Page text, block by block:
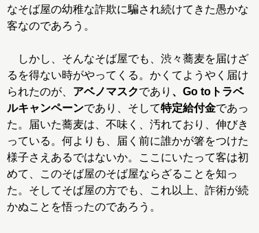
なそば屋の幼稚な詐欺に騙され続けてきた愚かな
客なのであろう。
しかし、そんなそば屋でも、渋々蕎麦を届けざ
るを得ない時がやってくる。かくてようやく届け
られたのが、 アベノマスクであり 、Go toトラベ
ルキャンペーンであり、そして特定給付金であっ
た。届いた蕎麦は、不味く、汚れており、伸びき
っている。何よりも、届く前に誰かが箸をつけた
様子さえあるではないか。ここにいたって客は初
めて、このそば屋のそば屋ならざることを知っ
た。そしてそば屋の方でも、これ以上、詐術が続
かぬことを悟ったのであろう。